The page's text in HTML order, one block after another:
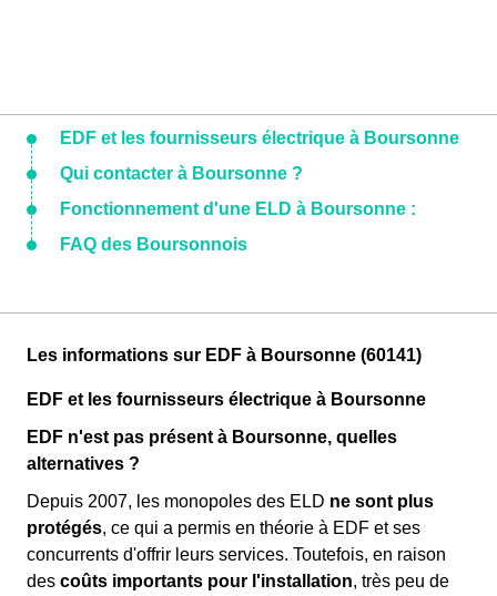
EDF et les fournisseurs électrique à Boursonne
Qui contacter à Boursonne ?
Fonctionnement d'une ELD à Boursonne :
FAQ des Boursonnois
Les informations sur EDF à Boursonne (60141)
EDF et les fournisseurs électrique à Boursonne
EDF n'est pas présent à Boursonne, quelles
alternatives ?
Depuis 2007, les monopoles des ELD ne sont plus
protégés, ce qui a permis en théorie à EDF et ses
concurrents d'offrir leurs services. Toutefois, en raison
des coûts importants pour l'installation, très peu de